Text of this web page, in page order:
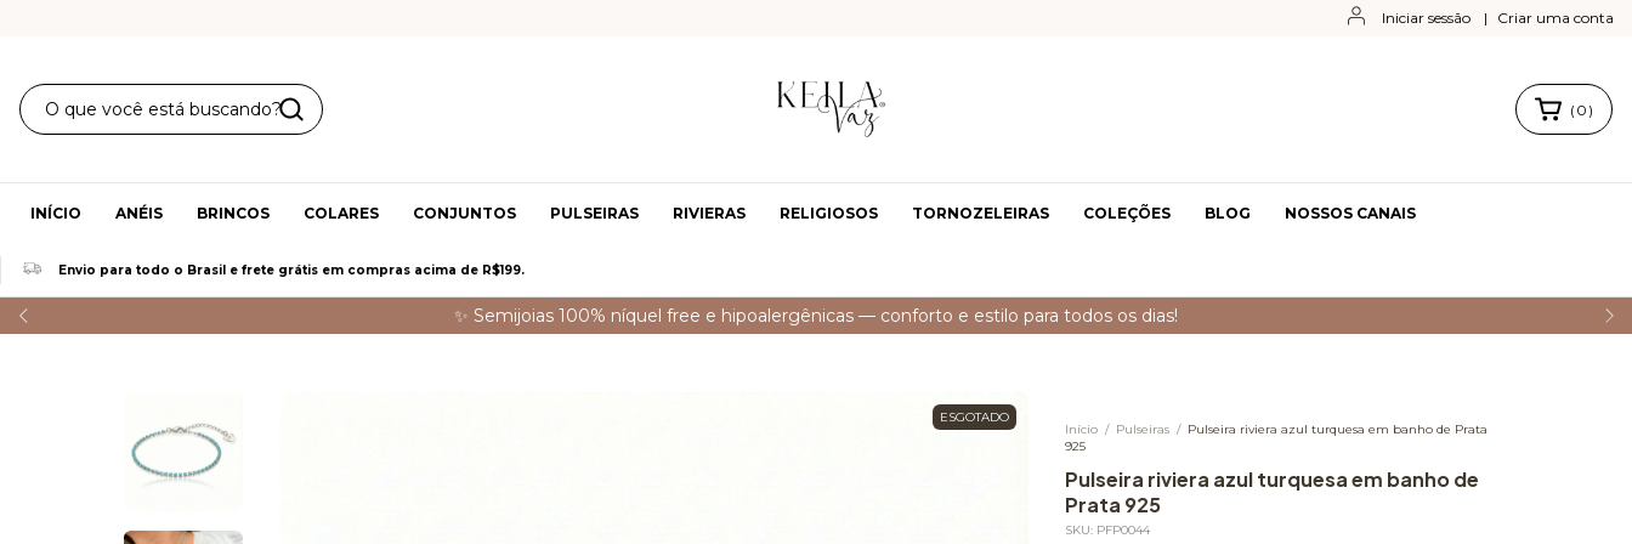
Iniciar sessão | Criar uma conta
📦 Postagem em até 24h úteis após a aprovação do seu pedido.
( 0 )
INÍCIO ANÉIS BRINCOS COLARES CONJUNTOS PULSEIRAS RIVIERAS RELIGIOSOS TORNOZELEIRAS COLEÇÕES BLOG NOSSOS CANAIS
Envio para todo o Brasil e frete grátis em compras acima de R$199.
ESGOTADO
Início / Pulseiras / Pulseira riviera azul turquesa em banho de Prata
925
Pulseira riviera azul turquesa em banho de
Prata 925
SKU: PFP0044